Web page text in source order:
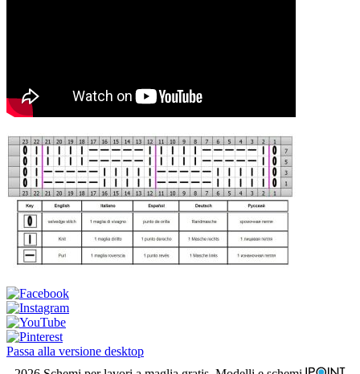
Passa alla versione desktop